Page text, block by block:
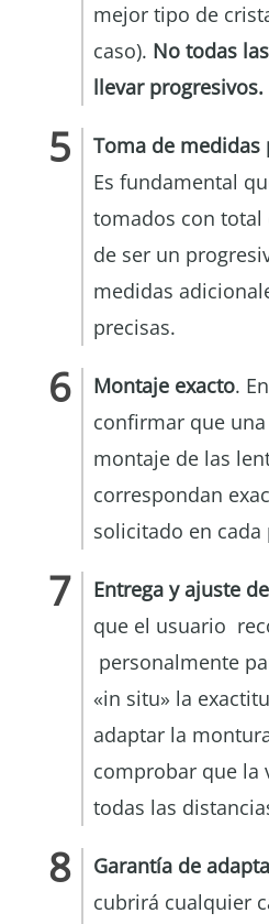
mejor tipo de
caso). No todas
llevar progresivos.
Toma de medidas
Es fundamental
tomados con total
de ser un
medidas
precisas.
Montaje exacto.
confirmar que
montaje de las
correspondan
solicitado en cada
Entrega y ajuste
que el usuario
personalmente
«in situ» la
adaptar la
comprobar que la
todas las
Garantía de
cubrirá cualquier